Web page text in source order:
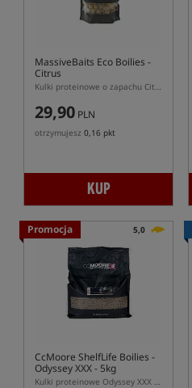
MassiveBaits Eco Boilies -
Citrus
Kulki proteinowe o zapachu Citrus
29,90 PLN
otrzymujesz 0,16 pkt
KUP
Promocja 5,0
CcMoore ShelfLife Boilies -
Odyssey XXX - 5kg
Kulki proteinowe Odyssey XXX - GLM